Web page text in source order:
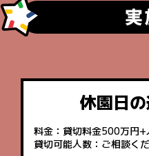
休園日の
料金
貸切料金500万円+
貸切可能人数
ご相談く